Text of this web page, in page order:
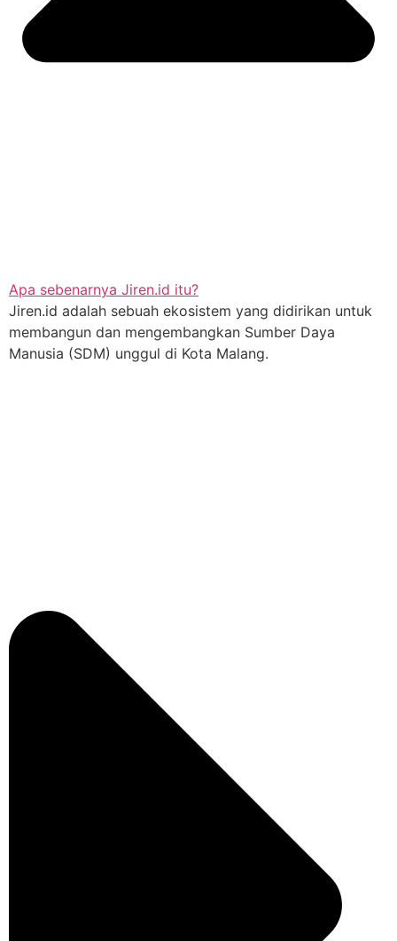
Apa sebenarnya Jiren.id itu?
Jiren.id adalah sebuah ekosistem yang didirikan untuk
membangun dan mengembangkan Sumber Daya
Manusia (SDM) unggul di Kota Malang.